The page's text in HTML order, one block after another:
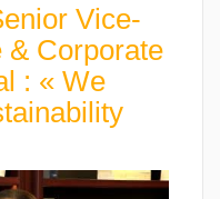
Vice-
& Corporate
: « We